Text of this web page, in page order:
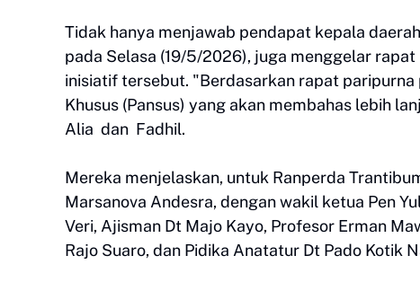
Tidak hanya menjawab pendapat kepala
pada Selasa (19/5/2026), juga menggelar
inisiatif tersebut. "Berdasarkan rapat paripurna
Khusus (Pansus) yang akan membahas lebih
Alia dan Fadhil.
Mereka menjelaskan, untuk Ranperda
Marsanova Andesra, dengan wakil ketua Pen
Veri, Ajisman Dt Majo Kayo, Profesor Erman
Rajo Suaro, dan Pidika Anatatur Dt Pado Kotik